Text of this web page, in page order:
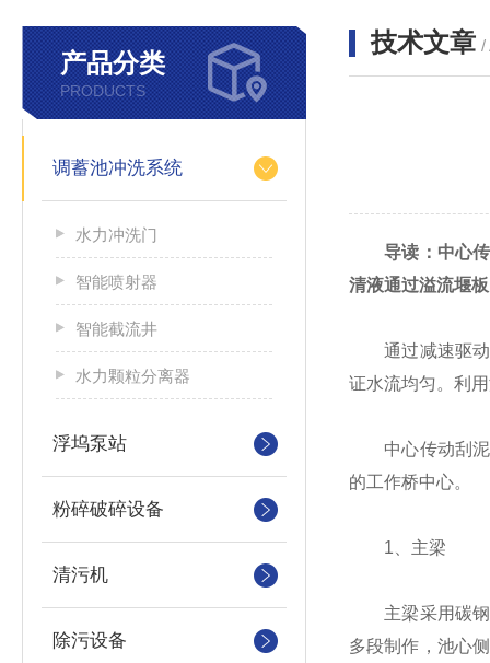
产品分类
PRODUCTS
调蓄池冲洗系统
水力冲洗门
智能喷射器
智能截流井
水力颗粒分离器
浮坞泵站
粉碎破碎设备
清污机
除污设备
技术文章 /
导读： 中心
清液通过溢流堰
通过减速驱动
证水流均匀。利
中心传动刮泥
的工作桥中心。
1、主梁
主梁采用碳钢
多段制作，池心